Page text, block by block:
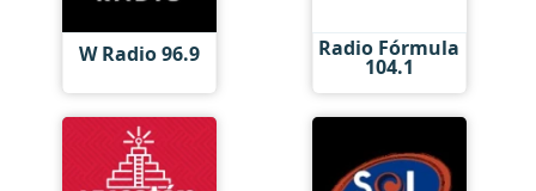
W Radio 96.9 Radio Fórmula
104.1